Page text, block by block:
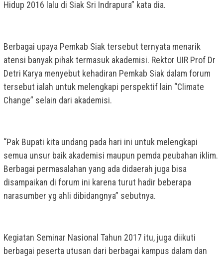
Hidup 2016 lalu di Siak Sri Indrapura” kata dia.
Berbagai upaya Pemkab Siak tersebut ternyata menarik
atensi banyak pihak termasuk akademisi. Rektor UIR Prof Dr
Detri Karya menyebut kehadiran Pemkab Siak dalam forum
tersebut ialah untuk melengkapi perspektif lain “Climate
Change” selain dari akademisi.
“Pak Bupati kita undang pada hari ini untuk melengkapi
semua unsur baik akademisi maupun pemda peubahan iklim.
Berbagai permasalahan yang ada didaerah juga bisa
disampaikan di forum ini karena turut hadir beberapa
narasumber yg ahli dibidangnya” sebutnya.
Kegiatan Seminar Nasional Tahun 2017 itu, juga diikuti
berbagai peserta utusan dari berbagai kampus dalam dan